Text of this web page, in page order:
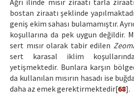
Ağrı ilinde mısır ziraatı tarla
bostan ziraatı şeklinde
geniş ekim sahası bulamamıştır.
koşullarına da pek uygun değildir.
sert mısır olarak tabir edilen
sert karasal iklim
yetişmektedir. Bunlara karşın
da kullanılan mısırın hasadı ise
daha az emek gerektirmektedir[68].